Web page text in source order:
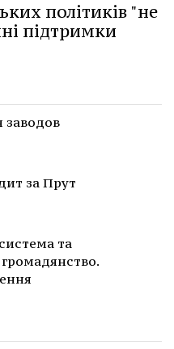
політиків "не
підтримки
за Прут
та
громадянство.